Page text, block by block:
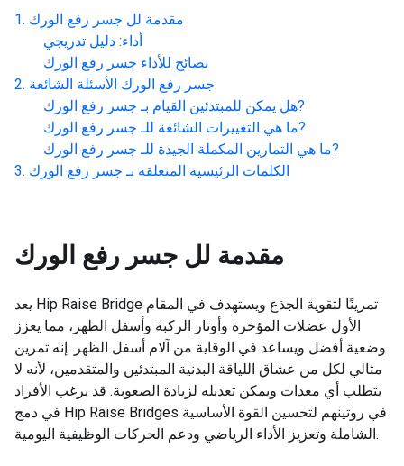
مقدمة لل جسر رفع الورك
أداء: دليل تدريجي
نصائح للأداء جسر رفع الورك
جسر رفع الورك الأسئلة الشائعة
هل يمكن للمبتدئين القيام بـ جسر رفع الورك
?
ما هي التغييرات الشائعة للـ جسر رفع الورك
?
ما هي التمارين المكملة الجيدة للـ جسر رفع الورك
?
الكلمات الرئيسية المتعلقة بـ جسر رفع الورك
مقدمة لل جسر رفع الورك
يعد Hip Raise Bridge تمرينًا لتقوية الجذع ويستهدف في المقام
الأول عضلات المؤخرة وأوتار الركبة وأسفل الظهر، مما يعزز
وضعية أفضل ويساعد في الوقاية من آلام أسفل الظهر. إنه تمرين
مثالي لكل من عشاق اللياقة البدنية المبتدئين والمتقدمين، لأنه لا
يتطلب أي معدات ويمكن تعديله لزيادة الصعوبة. قد يرغب الأفراد
في دمج Hip Raise Bridges في روتينهم لتحسين القوة الأساسية
الشاملة وتعزيز الأداء الرياضي ودعم الحركات الوظيفية اليومية.